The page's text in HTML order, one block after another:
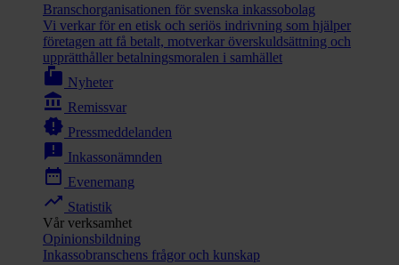
Branschorganisationen för svenska inkassobolag
Vi verkar för en etisk och seriös indrivning som hjälper
företagen att få betalt, motverkar överskuldsättning och
upprätthåller betalningsmoralen i samhället
markunread_mailbox Nyheter
account_balance Remissvar
new_releases Pressmeddelanden
announcement Inkassonämnden
date_range Evenemang
trending_up Statistik
Vår verksamhet
Opinionsbildning
Inkassobranschens frågor och kunskap